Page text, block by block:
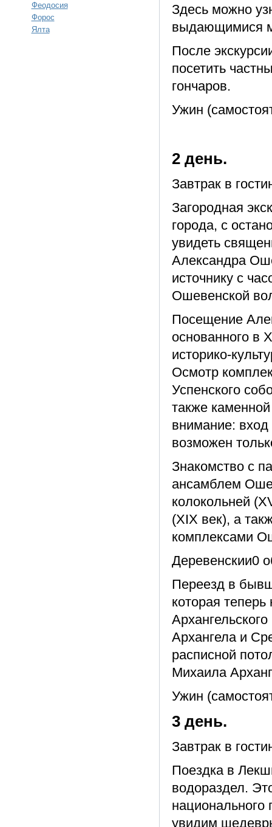
Феодосия
Форос
Ялта
Здесь можно
выдающимися
После
посетить
гончаров.
Ужин
2 день.
Завтрак в
Загородная
города, с
увидеть
Александра
источнику с
Ошевенской
Посещение
основанного в
историко-
Осмотр
Успенского
также
внимание:
возможен
Знакомство с
ансамблем
колокольней
(XIX век), а
комплексами
Деревенскии0
Переезд в
которая
Архангела и
расписной
Михаила
Ужин
3 день.
Завтрак в
Поездка в
водораздел.
национального
увидим